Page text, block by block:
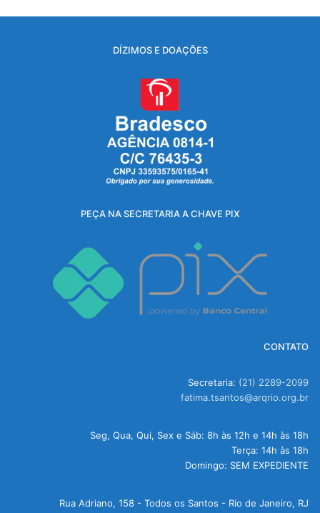
DÍZIMOS E DOAÇÕES
PEÇA NA SECRETARIA A CHAVE PIX
CONTATO
Secretaria: (21) 2289-2099
fatima.tsantos@arqrio.org.br
Seg, Qua, Qui, Sex e Sáb: 8h às 12h e 14h às 18h
Terça: 14h às 18h
Domingo: SEM EXPEDIENTE
Rua Adriano, 158 - Todos os Santos - Rio de Janeiro, RJ